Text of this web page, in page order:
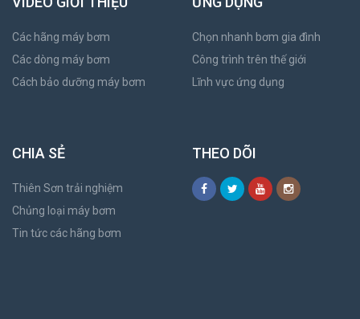
Các hãng máy bơm
Các dòng máy bơm
Cách bảo dưỡng máy bơm
Chọn nhanh bơm gia đình
Công trình trên thế giới
Lĩnh vực ứng dụng
CHIA SẺ
Thiên Sơn trải nghiệm
Chủng loại máy bơm
Tin tức các hãng bơm
THEO DÕI